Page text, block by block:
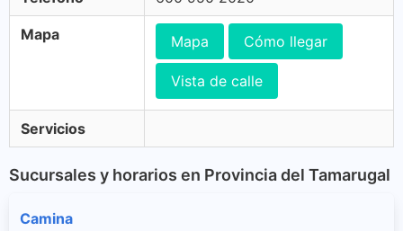
Mapa Mapa Cómo llegar
Vista de calle
Servicios
Sucursales y horarios en Provincia del Tamarugal
Camina